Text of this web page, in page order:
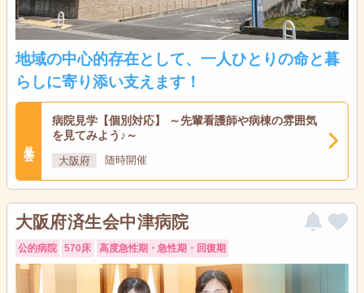
地域の中心的存在として、一人ひとりの命と暮
らしに寄り添い支えます！
病院見学【個別対応】 ～先輩看護師や病棟の雰囲気
を見てみよう♪～
大阪府 随時開催
大阪府済生会中津病院
公的病院 570床 高度急性期・急性期・回復期